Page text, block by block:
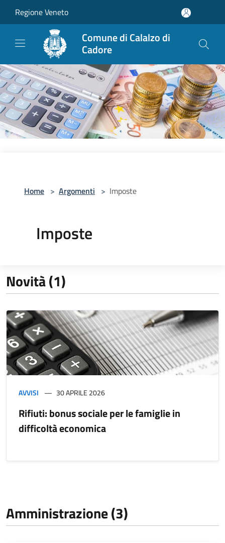
Regione Veneto
Comune di Calalzo di
Cadore
Home > Argomenti > Imposte
Imposte
Novità (1)
AVVISI 30 APRILE 2026
Rifiuti: bonus sociale per le famiglie in
difficoltà economica
Amministrazione (3)